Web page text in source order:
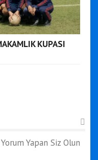
KUPASI
Yapan Siz Olun